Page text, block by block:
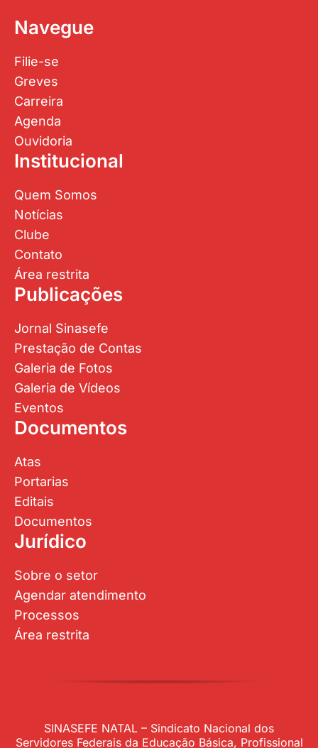
Navegue
Filie-se
Greves
Carreira
Agenda
Ouvidoria
Institucional
Quem Somos
Notícias
Clube
Contato
Área restrita
Publicações
Jornal Sinasefe
Prestação de Contas
Galeria de Fotos
Galeria de Vídeos
Eventos
Documentos
Atas
Portarias
Editais
Documentos
Jurídico
Sobre o setor
Agendar atendimento
Processos
Área restrita
SINASEFE NATAL – Sindicato Nacional dos
Servidores Federais da Educação Básica, Profissional